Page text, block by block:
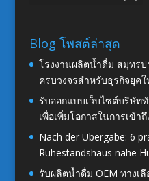
Blog โพสต์ล่าสุด
โรงงานผลิตน้ำดื่ม สมุทร
ครบวงจรสำหรับธุรกิจยุคใ
รับออกแบบเว็บไซต์บริษัท
เพื่อเพิ่มโอกาสในการเข้า
Nach der Übergabe: 6
Ruhestandshaus nahe
รับผลิตน้ำดื่ม OEM ทางเ